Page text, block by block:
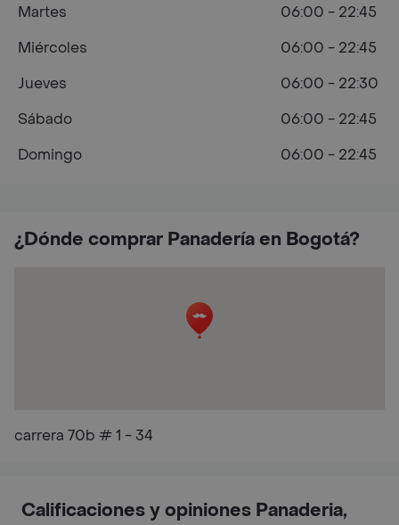
¿Dónde comprar Panadería en Bogotá?
carrera 70b # 1 - 34
Martes
06:00 - 22:45
Miércoles
06:00 - 22:45
Jueves
06:00 - 22:30
Sábado
06:00 - 22:45
Domingo
06:00 - 22:45
Calificaciones y opiniones Panaderia,